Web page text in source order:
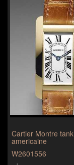
Cartier Montre tank
americaine
W2601556